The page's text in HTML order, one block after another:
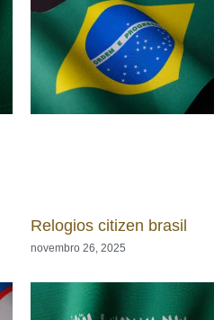
Relogios citizen brasil
novembro 26, 2025